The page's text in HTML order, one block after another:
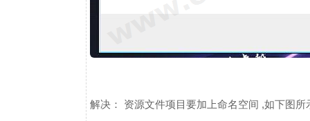
解决： 资源文件项目要加上命名空间 ,如下图所